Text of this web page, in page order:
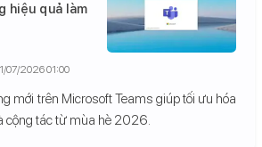
hiệu quả làm
mới trên Microsoft Teams giúp tối ưu hóa
cộng tác từ mùa hè 2026.
07/2026 01:00